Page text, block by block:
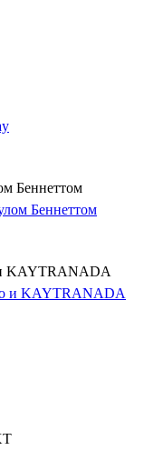
Беннеттом
и KAYTRANADA